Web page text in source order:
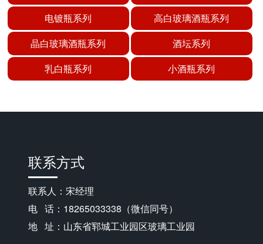
电镀瓶系列
高白玻璃酒瓶系列
晶白玻璃酒瓶系列
酒坛系列
乳白瓶系列
小酒瓶系列
联系方式
联系人：宋经理
电 话：18265033338（微信同号）
地 址：山东省郓城工业园区玻璃工业园